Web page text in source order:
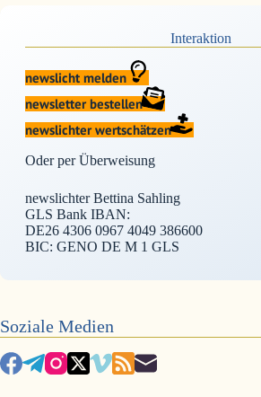
Interaktion
newslicht melden
newsletter bestellen
newslichter wertschätzen
Oder per Überweisung
newslichter Bettina Sahling
GLS Bank IBAN:
DE26 4306 0967 4049 386600
BIC: GENO DE M 1 GLS
Soziale Medien